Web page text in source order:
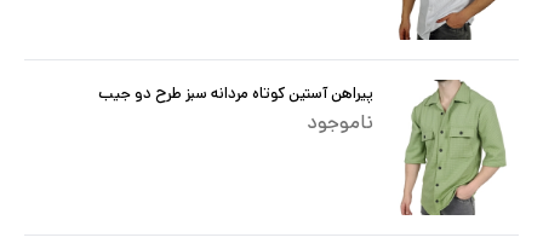
پیراهن آستین کوتاه مردانه سبز طرح دو جیب
ناموجود